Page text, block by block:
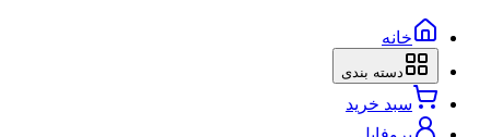
خانه
دسته بندی
سبد خرید